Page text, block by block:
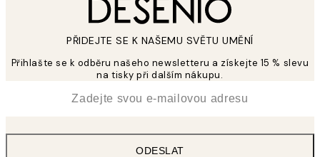
PŘIDEJTE SE K NAŠEMU SVĚTU UMĚNÍ
Přihlašte se k odběru našeho newsletteru a získejte 15 % slevu
na tisky při dalším nákupu.
ODESLAT